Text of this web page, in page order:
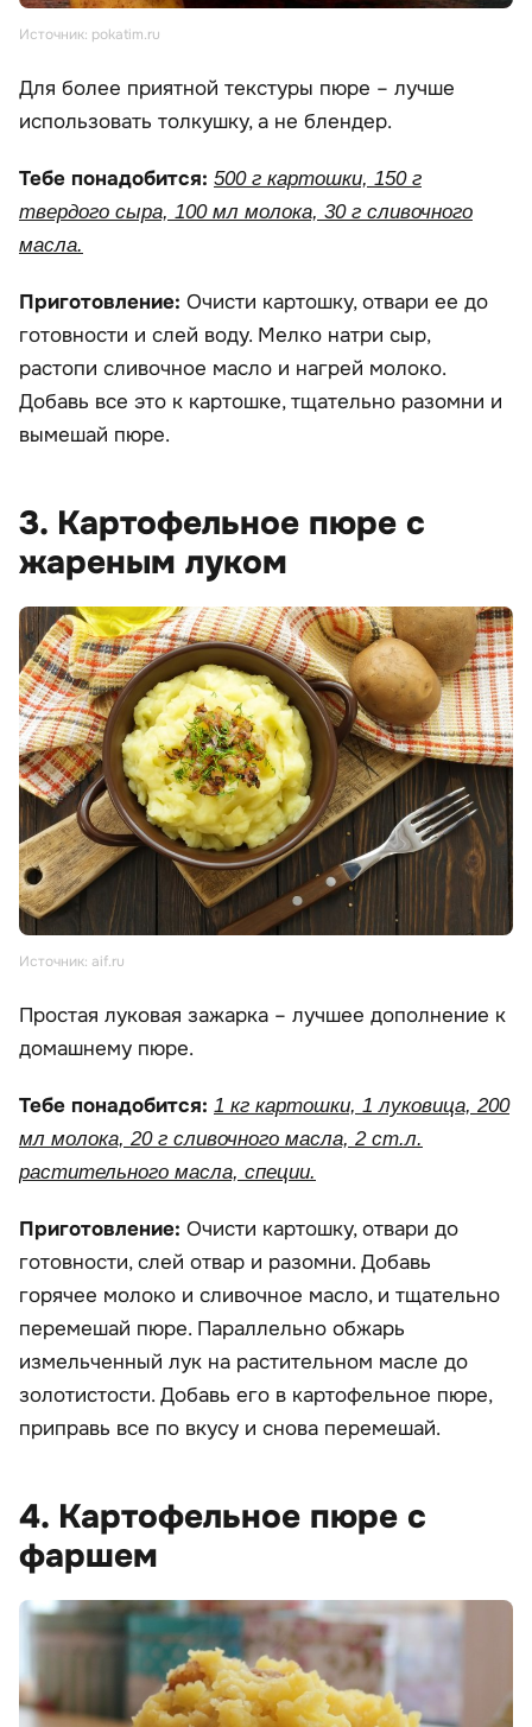
Источник: pokatim.ru
Для более приятной текстуры пюре – лучше
использовать толкушку, а не блендер.
Тебе понадобится: 500 г картошки, 150 г
твердого сыра, 100 мл молока, 30 г сливочного
масла.
Приготовление: Очисти картошку, отвари ее до
готовности и слей воду. Мелко натри сыр,
растопи сливочное масло и нагрей молоко.
Добавь все это к картошке, тщательно разомни и
вымешай пюре.
3. Картофельное пюре с
жареным луком
Источник: aif.ru
Простая луковая зажарка – лучшее дополнение к
домашнему пюре.
Тебе понадобится: 1 кг картошки, 1 луковица, 200
мл молока, 20 г сливочного масла, 2 ст.л.
растительного масла, специи.
Приготовление: Очисти картошку, отвари до
готовности, слей отвар и разомни. Добавь
горячее молоко и сливочное масло, и тщательно
перемешай пюре. Параллельно обжарь
измельченный лук на растительном масле до
золотистости. Добавь его в картофельное пюре,
приправь все по вкусу и снова перемешай.
4. Картофельное пюре с
фаршем